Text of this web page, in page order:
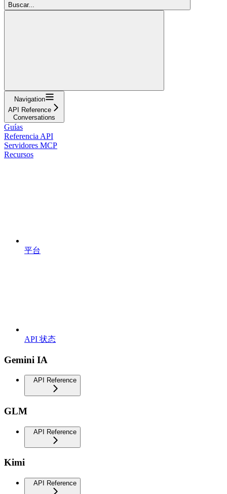
Buscar...
Navigation
API Reference
Conversations
Guías
Referencia API
Servidores MCP
Recursos
平台
API 状态
Gemini IA
API Reference
GLM
API Reference
Kimi
API Reference